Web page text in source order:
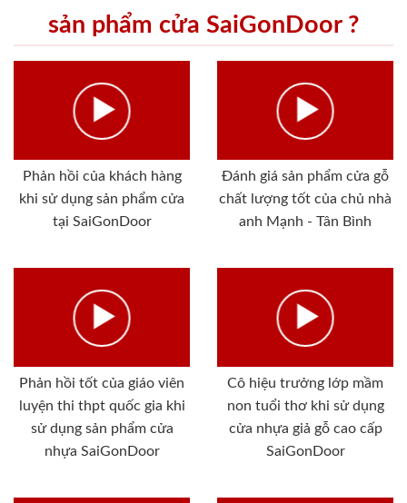
sản phẩm cửa SaiGonDoor ?
Phản hồi của khách hàng
khi sử dụng sản phẩm cửa
tại SaiGonDoor
Đánh giá sản phẩm cửa gỗ
chất lượng tốt của chủ nhà
anh Mạnh - Tân Bình
Phản hồi tốt của giáo viên
luyện thi thpt quốc gia khi
sử dụng sản phẩm cửa
nhựa SaiGonDoor
Cô hiệu trưởng lớp mầm
non tuổi thơ khi sử dụng
cửa nhựa giả gỗ cao cấp
SaiGonDoor